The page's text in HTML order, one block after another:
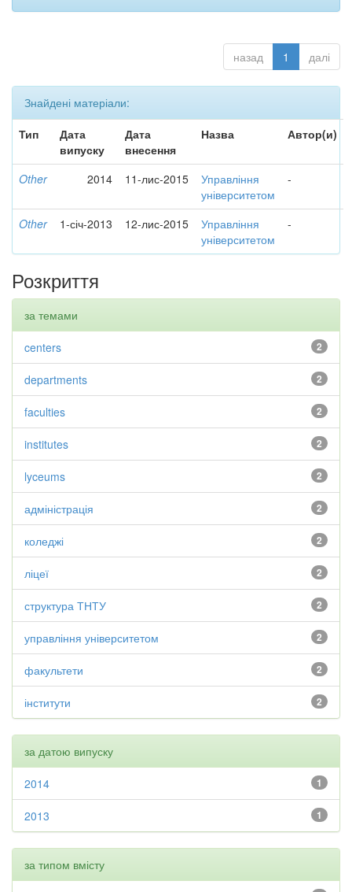
назад 1 далі
Знайдені матеріали:
Тип
Дата
випуску
Дата
внесення
Назва Автор(и)
Other 2014 11-лис-2015
Управління
університетом
-
Other 1-січ-2013 12-лис-2015
Управління
університетом
-
Розкриття
за темами
2
centers
2
departments
2
faculties
2
institutes
2
lyceums
2
адміністрація
2
коледжі
2
ліцеї
2
структура ТНТУ
2
управління університетом
2
факультети
2
інститути
за датою випуску
1
2014
1
2013
за типом вмісту